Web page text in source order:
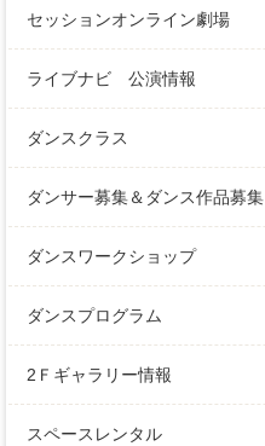
セッションオンライン劇場
ライブナビ 公演情報
ダンスクラス
ダンサー募集＆ダンス作品募集
ダンスワークショップ
ダンスプログラム
2Ｆギャラリー情報
スペースレンタル